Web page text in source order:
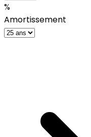
%
Amortissement